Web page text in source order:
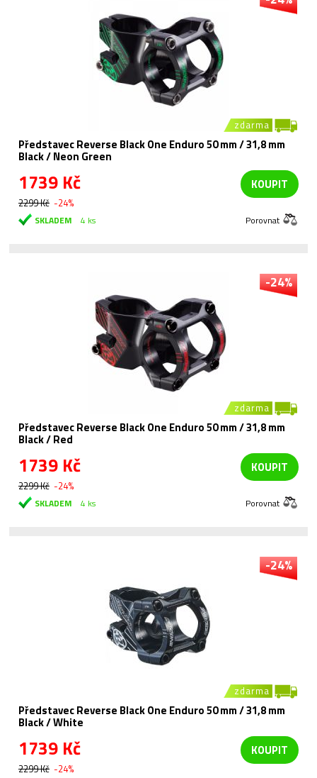
zdarma
Představec Reverse Black One Enduro 50 mm / 31,8 mm
Black / Neon Green
1739 Kč
2299 Kč -24%
KOUPIT
SKLADEM 4 ks Porovnat
-24%
zdarma
Představec Reverse Black One Enduro 50 mm / 31,8 mm
Black / Red
1739 Kč
2299 Kč -24%
KOUPIT
SKLADEM 4 ks Porovnat
-24%
zdarma
Představec Reverse Black One Enduro 50 mm / 31,8 mm
Black / White
1739 Kč
2299 Kč -24%
KOUPIT